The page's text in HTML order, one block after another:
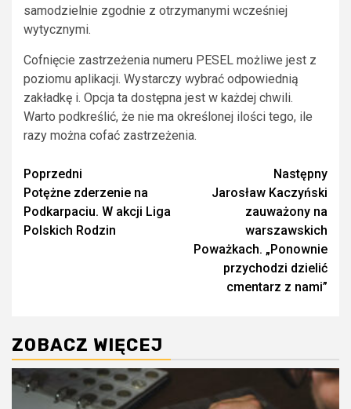
samodzielnie zgodnie z otrzymanymi wcześniej
wytycznymi.
Cofnięcie zastrzeżenia numeru PESEL możliwe jest z
poziomu aplikacji. Wystarczy wybrać odpowiednią
zakładkę i. Opcja ta dostępna jest w każdej chwili.
Warto podkreślić, że nie ma określonej ilości tego, ile
razy można cofać zastrzeżenia.
Zobacz
wpisy
Poprzedni
Potężne zderzenie na
Podkarpaciu. W akcji Liga
Polskich Rodzin
Następny
Jarosław Kaczyński
zauważony na
warszawskich
Poważkach. „Ponownie
przychodzi dzielić
cmentarz z nami”
ZOBACZ WIĘCEJ